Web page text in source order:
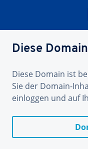
Diese
Diese Domain ist
Sie der Domain-
einloggen und auf